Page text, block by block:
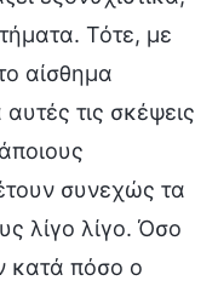
Τότε, με
αίσθημα
τις σκέψεις
συνεχώς τα
λίγο λίγο. Όσο
κατά πόσο ο